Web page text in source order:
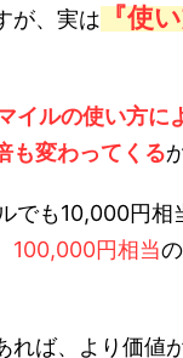
が、実は
『使
イルの使い方に
も変わってくる
でも10,000円相
100,000円相当
れば、より価値